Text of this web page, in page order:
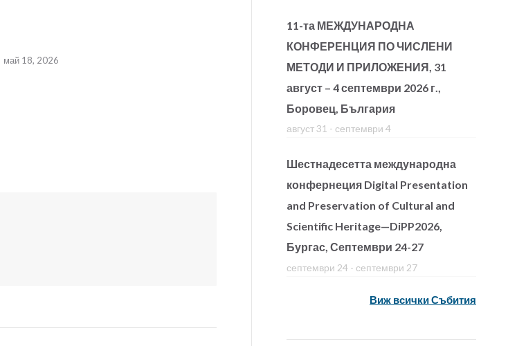
май 18, 2026
11-та МЕЖДУНАРОДНА
КОНФЕРЕНЦИЯ ПО ЧИСЛЕНИ
МЕТОДИ И ПРИЛОЖЕНИЯ, 31
август – 4 септември 2026 г.,
Боровец, България
август 31 - септември 4
Шестнадесетта международна
конфернеция Digital Presentation
and Preservation of Cultural and
Scientific Heritage—DiPP2026,
Бургас, Септември 24-27
септември 24 - септември 27
Виж всички Събития